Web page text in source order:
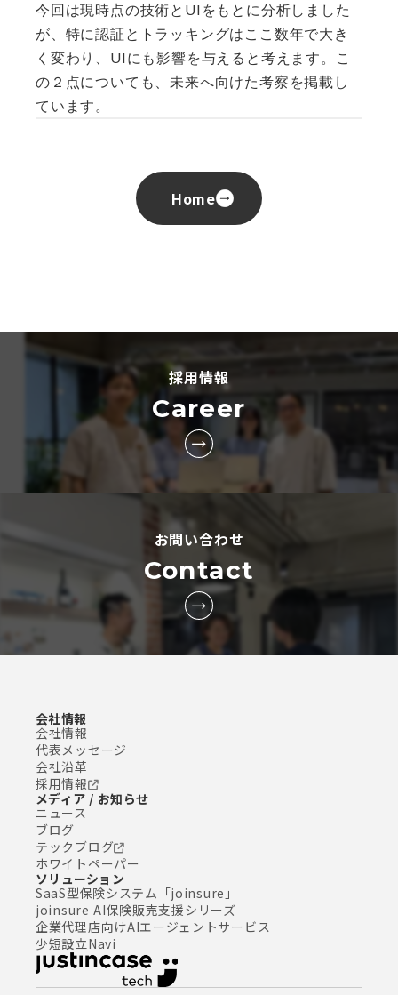
今回は現時点の技術とUIをもとに分析しました
が、特に認証とトラッキングはここ数年で大き
く変わり、UIにも影響を与えると考えます。こ
の２点についても、未来へ向けた考察を掲載し
ています。
Home
採用情報
Career
お問い合わせ
Contact
会社情報
会社情報
代表メッセージ
会社沿革
採用情報
メディア / お知らせ
ニュース
ブログ
テックブログ
ホワイトペーパー
ソリューション
SaaS型保険システム「joinsure」
joinsure AI保険販売支援シリーズ
企業代理店向けAIエージェントサービス
少短設立Navi